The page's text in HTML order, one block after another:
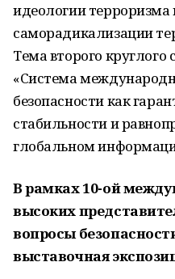
идеологии
саморадикализации
Тема второго круглого
«Система
безопасности как
стабильности и
глобальном
В рамках 10-ой
высоких
вопросы
выставочная